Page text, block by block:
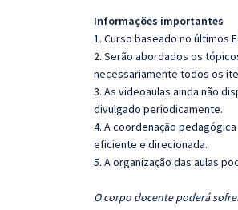
Informações importantes
1. Curso baseado no últimos
2. Serão abordados os
necessariamente todos os
3. As videoaulas ainda não
divulgado periodicamente.
4. A coordenação
eficiente e direcionada.
5. A organização das aulas
O corpo docente poderá